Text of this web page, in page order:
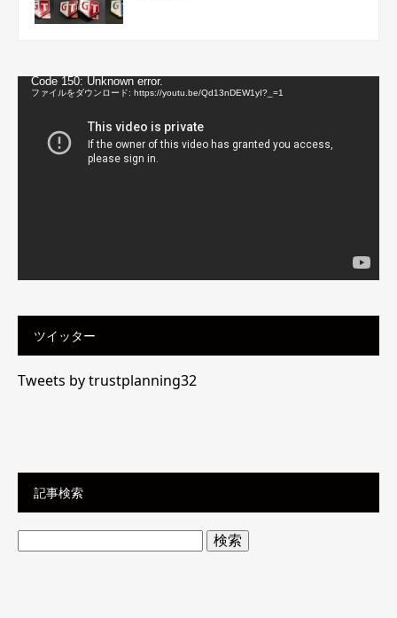
動Code 150: Unknown error.
ファイルをダウンロード: https://youtu.be/Qd13nDEW1yI?_=1
ツイッター
Tweets by trustplanning32
記事検索
検
索: